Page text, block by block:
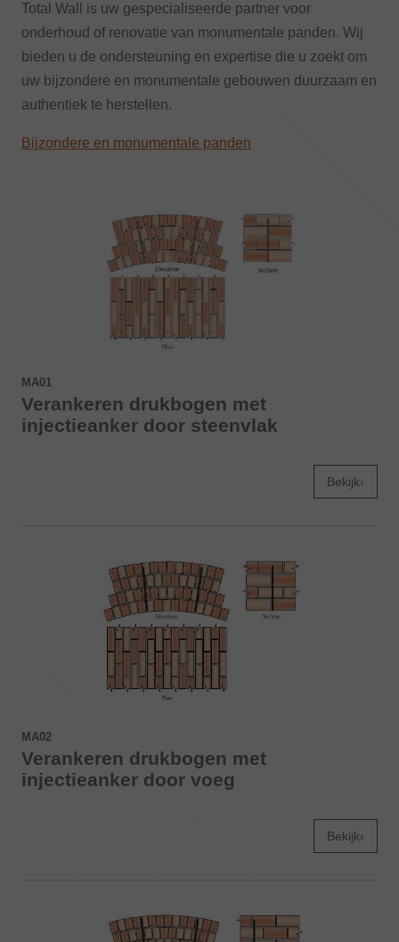
Total Wall is uw gespecialiseerde partner voor
onderhoud of renovatie van monumentale panden. Wij
bieden u de ondersteuning en expertise die u zoekt om
uw bijzondere en monumentale gebouwen duurzaam en
authentiek te herstellen.
Bijzondere en monumentale panden
MA01
Verankeren drukbogen met
injectieanker door steenvlak
Bekijk›
MA02
Verankeren drukbogen met
injectieanker door voeg
Bekijk›